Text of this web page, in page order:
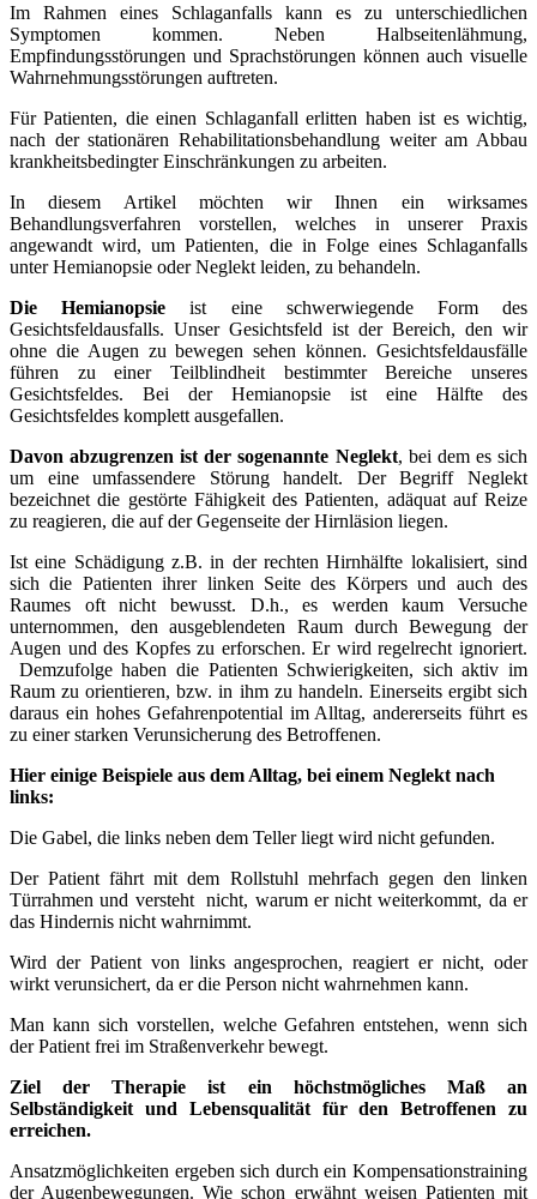
Im Rahmen eines Schlaganfalls kann es zu unterschiedlichen
Symptomen kommen. Neben Halbseitenlähmung,
Empfindungsstörungen und Sprachstörungen können auch visuelle
Wahrnehmungsstörungen auftreten.
Für Patienten, die einen Schlaganfall erlitten haben ist es wichtig,
nach der stationären Rehabilitationsbehandlung weiter am Abbau
krankheitsbedingter Einschränkungen zu arbeiten.
In diesem Artikel möchten wir Ihnen ein wirksames
Behandlungsverfahren vorstellen, welches in unserer Praxis
angewandt wird, um Patienten, die in Folge eines Schlaganfalls
unter Hemianopsie oder Neglekt leiden, zu behandeln.
Die Hemianopsie ist eine schwerwiegende Form des
Gesichtsfeldausfalls. Unser Gesichtsfeld ist der Bereich, den wir
ohne die Augen zu bewegen sehen können. Gesichtsfeldausfälle
führen zu einer Teilblindheit bestimmter Bereiche unseres
Gesichtsfeldes. Bei der Hemianopsie ist eine Hälfte des
Gesichtsfeldes komplett ausgefallen.
Davon abzugrenzen ist der sogenannte Neglekt, bei dem es sich
um eine umfassendere Störung handelt. Der Begriff Neglekt
bezeichnet die gestörte Fähigkeit des Patienten, adäquat auf Reize
zu reagieren, die auf der Gegenseite der Hirnläsion liegen.
Ist eine Schädigung z.B. in der rechten Hirnhälfte lokalisiert, sind
sich die Patienten ihrer linken Seite des Körpers und auch des
Raumes oft nicht bewusst. D.h., es werden kaum Versuche
unternommen, den ausgeblendeten Raum durch Bewegung der
Augen und des Kopfes zu erforschen. Er wird regelrecht ignoriert.
Demzufolge haben die Patienten Schwierigkeiten, sich aktiv im
Raum zu orientieren, bzw. in ihm zu handeln. Einerseits ergibt sich
daraus ein hohes Gefahrenpotential im Alltag, andererseits führt es
zu einer starken Verunsicherung des Betroffenen.
Hier einige Beispiele aus dem Alltag, bei einem Neglekt nach
links:
Die Gabel, die links neben dem Teller liegt wird nicht gefunden.
Der Patient fährt mit dem Rollstuhl mehrfach gegen den linken
Türrahmen und versteht nicht, warum er nicht weiterkommt, da er
das Hindernis nicht wahrnimmt.
Wird der Patient von links angesprochen, reagiert er nicht, oder
wirkt verunsichert, da er die Person nicht wahrnehmen kann.
Man kann sich vorstellen, welche Gefahren entstehen, wenn sich
der Patient frei im Straßenverkehr bewegt.
Ziel der Therapie ist ein höchstmögliches Maß an
Selbständigkeit und Lebensqualität für den Betroffenen zu
erreichen.
Ansatzmöglichkeiten ergeben sich durch ein Kompensationstraining
der Augenbewegungen. Wie schon erwähnt weisen Patienten mit